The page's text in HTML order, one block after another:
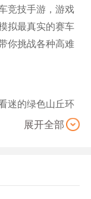
竞技手游，游戏
拟最真实的赛车
你挑战各种高难
迷的绿色山丘环
行您的职责，享
环境中驾驶强
稳和逼真的控
展开全部